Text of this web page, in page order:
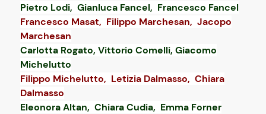
Pietro Lodi, Gianluca Fancel, Francesco Fancel
Francesco Masat, Filippo Marchesan, Jacopo
Marchesan
Carlotta Rogato, Vittorio Comelli, Giacomo
Michelutto
Filippo Michelutto, Letizia Dalmasso, Chiara
Dalmasso
Eleonora Altan, Chiara Cudia, Emma Forner